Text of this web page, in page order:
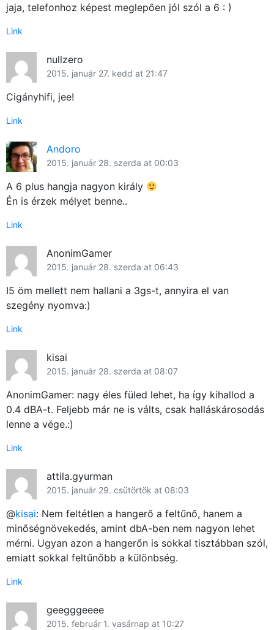
jaja, telefonhoz képest meglepően jól szól a 6 : )
Link
nullzero
2015. január 27. kedd at 21:47
Cigányhifi, jee!
Link
Andoro
2015. január 28. szerda at 00:03
A 6 plus hangja nagyon király
Én is érzek mélyet benne..
Link
AnonimGamer
2015. január 28. szerda at 06:43
I5 öm mellett nem hallani a 3gs-t, annyira el van
szegény nyomva:)
Link
kisai
2015. január 28. szerda at 08:07
AnonimGamer: nagy éles füled lehet, ha így kihallod a
0.4 dBA-t. Feljebb már ne is válts, csak halláskárosodás
lenne a vége.:)
Link
attila.gyurman
2015. január 29. csütörtök at 08:03
@kisai: Nem feltétlen a hangerő a feltűnő, hanem a
minőségnövekedés, amint dbA-ben nem nagyon lehet
mérni. Ugyan azon a hangerőn is sokkal tisztábban szól,
emiatt sokkal feltűnőbb a különbség.
Link
geegggeeee
2015. február 1. vasárnap at 10:27
Közösség